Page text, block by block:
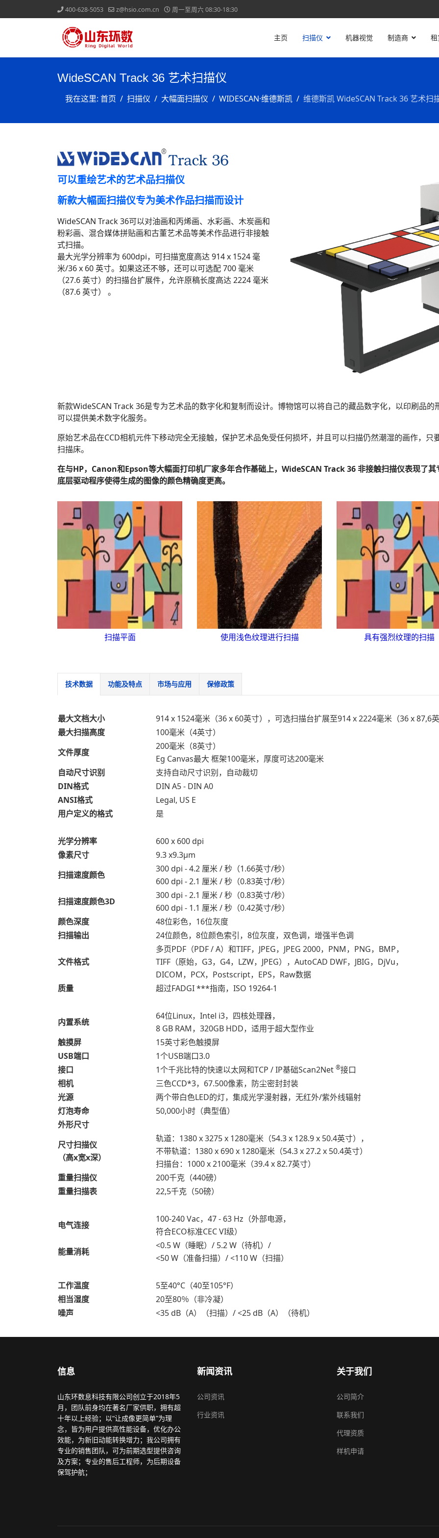
400-628-5053 z@hsio.com.cn 周一至周六 08:30-18:30
主页 扫描仪 机器视觉 制造商
WideSCAN Track 36 艺术扫描仪
我在这里: 首页 扫描仪 大幅面扫描仪 WIDESCAN·维德斯凯 维德斯凯 WideSCAN Track 36 艺术扫
可以重绘艺术的艺术品扫描仪
新款大幅面扫描仪专为美术作品扫描而设计
WideSCAN Track 36可以对油画和丙烯画、水彩画、木炭画和
粉彩画、混合媒体拼贴画和古董艺术品等美术作品进行非接触
式扫描。
最大光学分辨率为 600dpi，可扫描宽度高达 914 x 1524 毫
米/36 x 60 英寸。如果这还不够，还可以可选配 700 毫米
（27.6 英寸）的扫描台扩展件，允许原稿长度高达 2224 毫米
（87.6 英寸） 。
新款WideSCAN Track 36是专为艺术品的数字化和复制而设计。博物馆可以将自己的藏品数字化，以印刷品
可以提供美术数字化服务。
原始艺术品在CCD相机元件下移动完全无接触，保护艺术品免受任何损坏，并且可以扫描仍然潮湿的画作，
扫描床。
在与HP，Canon和Epson等大幅面打印机厂家多年合作基础上，WideSCAN Track 36 非接触扫描仪表现了
底层驱动程序使得生成的图像的颜色精确度更高。
扫描平面 使用浅色纹理进行扫描 具有强烈纹理的扫描
技术数据 功能及特点 市场与应用 保修政策
最大文档大小
914 x 1524毫米（36 x 60英寸），可选扫描台扩展至914 x 2224毫米（36 x 87,6
最大扫描高度
100毫米（4英寸）
文件厚度
200毫米（8英寸）
Eg Canvas最大 框架100毫米，厚度可达200​​毫米
自动尺寸识别
支持自动尺寸识别，自动裁切
DIN格式
DIN A5 - DIN A0
ANSI格式
Legal, US E
用户定义的格式
是
光学分辨率
600 x 600 dpi
像素尺寸
9.3 x9.3μm
扫描速度颜色
300 dpi - 4.2 厘米 / 秒（1.66英寸/秒）
600 dpi - 2.1 厘米 / 秒（0.83英寸/秒）
扫描速度颜色3D
300 dpi - 2.1 厘米 / 秒（0.83英寸/秒）
600 dpi - 1.1 厘米 / 秒（0.42英寸/秒）
颜色深度
48位彩色，16位灰度
扫描输出
24位颜色，8位颜色索引，8位灰度，双色调，增强半色调
文件格式
多页PDF（PDF / A）和TIFF，JPEG，JPEG 2000，PNM，PNG，BMP，
TIFF（原始，G3，G4，LZW，JPEG），AutoCAD DWF，JBIG，DjVu，
DICOM，PCX，Postscript，EPS，Raw数据
质量
超过FADGI ***指南，ISO 19264-1
内置系统
64位Linux，Intel i3，四核处理器，
8 GB RAM，320GB HDD，适用于超大型作业
触摸屏
15英寸彩色触摸屏
USB端口
1个USB端口3.0
接口
1个千兆比特的快速以太网和TCP / IP基础Scan2Net ®接口
相机
三色CCD*3，67.500像素，防尘密封封装
光源
两个带白色LED的灯，集成光学漫射器，无红外/紫外线辐射
灯泡寿命
50,000小时（典型值）
外形尺寸
尺寸扫描仪
（高x宽x深）
轨道：1380 x 3275 x 1280毫米（54.3 x 128.9 x 50.4英寸），
不带轨道：1380 x 690 x 1280毫米（54.3 x 27.2 x 50.4英寸）
扫描台：1000 x 2100毫米（39.4 x 82.7英寸）
重量扫描仪
200千克（440磅）
重量扫描表
22,5千克（50磅）
电气连接
100-240 Vac，47 - 63 Hz（外部电源，
符合ECO标准CEC VI级）
能量消耗
<0.5 W（睡眠）/ 5.2 W（待机）/
<50 W（准备扫描）/ <110 W（扫描）
工作温度
5至40°C（40至105°F）
相当湿度
20至80％（非冷凝）
噪声
<35 dB（A）（扫描）/ <25 dB（A）（待机）
信息
山东环数息科技有限公司创立于2018年5
月，团队前身均在著名厂家供职，拥有超
十年以上经验；以“让成像更简单”为理
念，皆为用户提供高性能设备，优化办公
效能，为新旧动能转换增力；我公司拥有
专业的销售团队，可为前期选型提供咨询
及方案；专业的售后工程师，为后期设备
保驾护航；
新闻资讯
公司资讯
行业资讯
关于我们
公司简介
联系我们
代理资质
样机申请